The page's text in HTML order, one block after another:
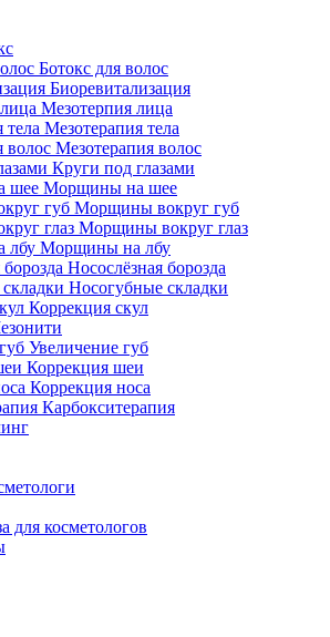
Ботокс для волос
Биоревитализация
Мезотерпия лица
Мезотерапия тела
Мезотерапия волос
Круги под глазами
Морщины на шее
Морщины вокруг губ
Морщины вокруг глаз
Морщины на лбу
Носослёзная борозда
Носогубные складки
Коррекция скул
Увеличение губ
Коррекция шеи
Коррекция носа
Карбокситерапия
для косметологов